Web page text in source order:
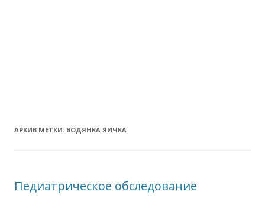
АРХИВ МЕТКИ: ВОДЯНКА ЯИЧКА
Педиатрическое обследование